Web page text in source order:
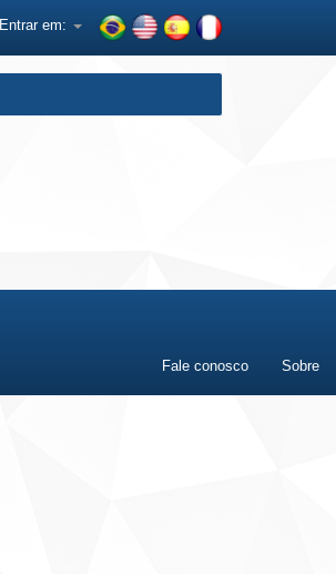
Entrar em:
Fale conosco Sobre